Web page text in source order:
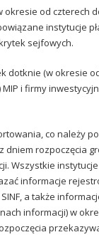
okresie od czterech
instytucje
sejfowych.
dotknie (w okresie
MIP i firmy
co należy
dniem rozpoczęcia
Wszystkie
informacje
a także
informacji) w